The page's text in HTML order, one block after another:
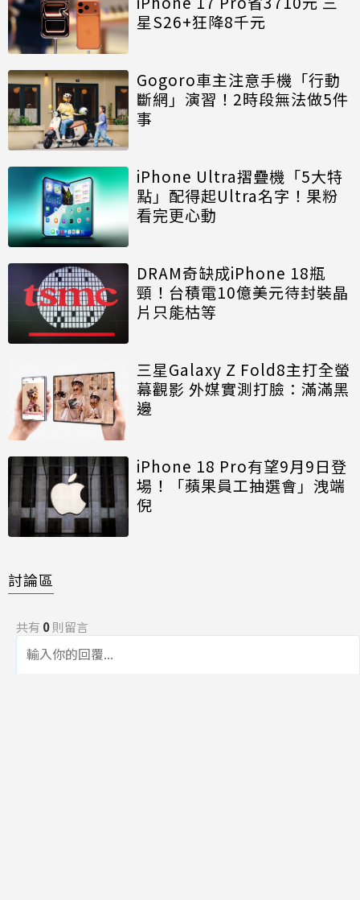
星S26+狂降8千元
Gogoro車主注意手機「行動
斷網」演習！2時段無法做5件
事
iPhone Ultra摺疊機「5大特
點」配得起Ultra名字！果粉
看完更心動
DRAM奇缺成iPhone 18瓶
頸！台積電10億美元待封裝晶
片只能枯等
三星Galaxy Z Fold8主打全螢
幕觀影 外媒實測打臉：滿滿黑
邊
iPhone 18 Pro有望9月9日登
場！「蘋果員工抽選會」洩端
倪
討論區
共有 0則留言